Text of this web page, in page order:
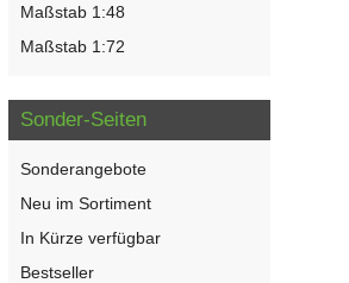
Maßstab 1:48
Maßstab 1:72
Sonder-Seiten
Sonderangebote
Neu im Sortiment
In Kürze verfügbar
Bestseller